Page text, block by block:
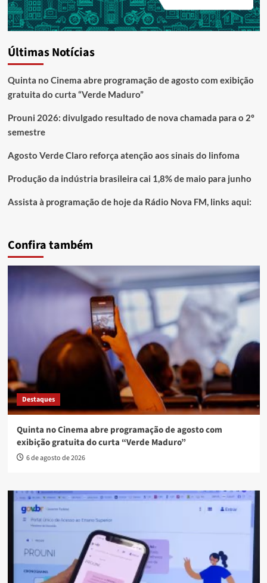
Últimas Notícias
Quinta no Cinema abre programação de agosto com exibição
gratuita do curta “Verde Maduro”
Prouni 2026: divulgado resultado de nova chamada para o 2º
semestre
Agosto Verde Claro reforça atenção aos sinais do linfoma
Produção da indústria brasileira cai 1,8% de maio para junho
Assista à programação de hoje da Rádio Nova FM, links aqui:
Confira também
Destaques
Quinta no Cinema abre programação de agosto com
exibição gratuita do curta “Verde Maduro”
6 de agosto de 2026